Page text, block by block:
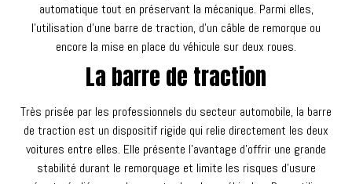
automatique tout en préservant la mécanique. Parmi elles,
l’utilisation d’une barre de traction, d’un câble de remorque ou
encore la mise en place du véhicule sur deux roues.
La barre de traction
Très prisée par les professionnels du secteur automobile, la barre
de traction est un dispositif rigide qui relie directement les deux
voitures entre elles. Elle présente l’avantage d’offrir une grande
stabilité durant le remorquage et limite les risques d’usure